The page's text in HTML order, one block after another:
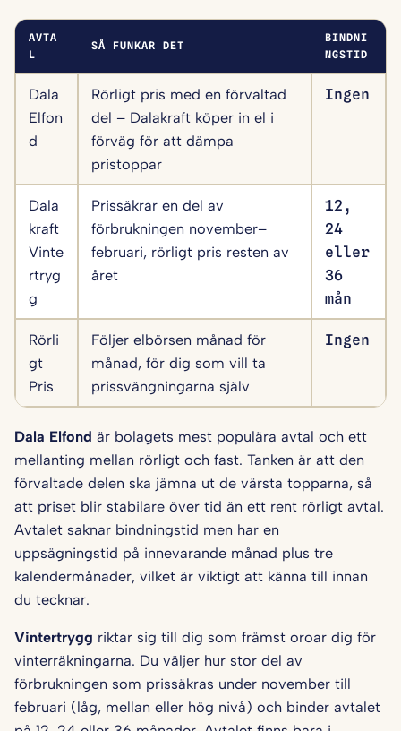
AVTA
L
SÅ FUNKAR DET
BINDNI
NGSTID
Dala
Elfon
d
Rörligt pris med en förvaltad
del – Dalakraft köper in el i
förväg för att dämpa
pristoppar
Ingen
Dala
kraft
Vinte
rtryg
g
Prissäkrar en del av
förbrukningen november–
februari, rörligt pris resten av
året
12,
24
eller
36
mån
Rörli
gt
Pris
Följer elbörsen månad för
månad, för dig som vill ta
prissvängningarna själv
Ingen
Dala Elfond är bolagets mest populära avtal och ett
mellanting mellan rörligt och fast. Tanken är att den
förvaltade delen ska jämna ut de värsta topparna, så
att priset blir stabilare över tid än ett rent rörligt avtal.
Avtalet saknar bindningstid men har en
uppsägningstid på innevarande månad plus tre
kalendermånader, vilket är viktigt att känna till innan
du tecknar.
Vintertrygg riktar sig till dig som främst oroar dig för
vinterräkningarna. Du väljer hur stor del av
förbrukningen som prissäkras under november till
februari (låg, mellan eller hög nivå) och binder avtalet